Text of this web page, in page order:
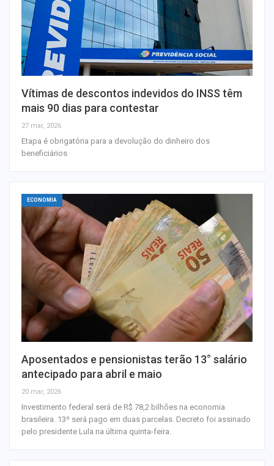
Vítimas de descontos indevidos do INSS têm
mais 90 dias para contestar
27 mar, 2026
Etapa é obrigatória para a devolução do dinheiro dos
beneficiários
ECONOMIA
Aposentados e pensionistas terão 13° salário
antecipado para abril e maio
20 mar, 2026
Investimento federal será de R$ 78,2 bilhões na economia
brasileira. 13º será pago em duas parcelas. Decreto foi assinado
pelo presidente Lula na última quinta-feira.